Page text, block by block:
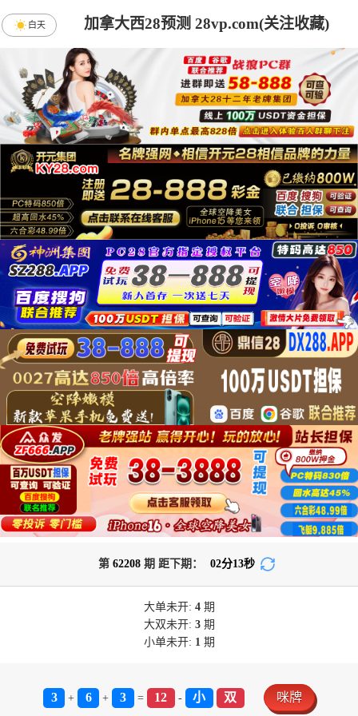
加拿大西28预测 28vp.com(关注收藏)
白天
第 62208期 距下期： 02分13秒
大单未开: 4期
大双未开: 3期
小单未开: 1 期
3 + 6 + 3 = 12 - 小 双 咪牌